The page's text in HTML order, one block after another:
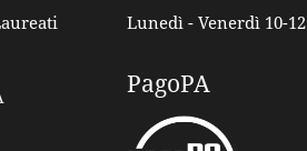
Lunedì - Venerdì 10-12
PagoPA